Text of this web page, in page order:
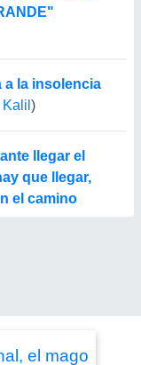
a la insolencia
)
llegar el
que llegar,
el camino
el mago